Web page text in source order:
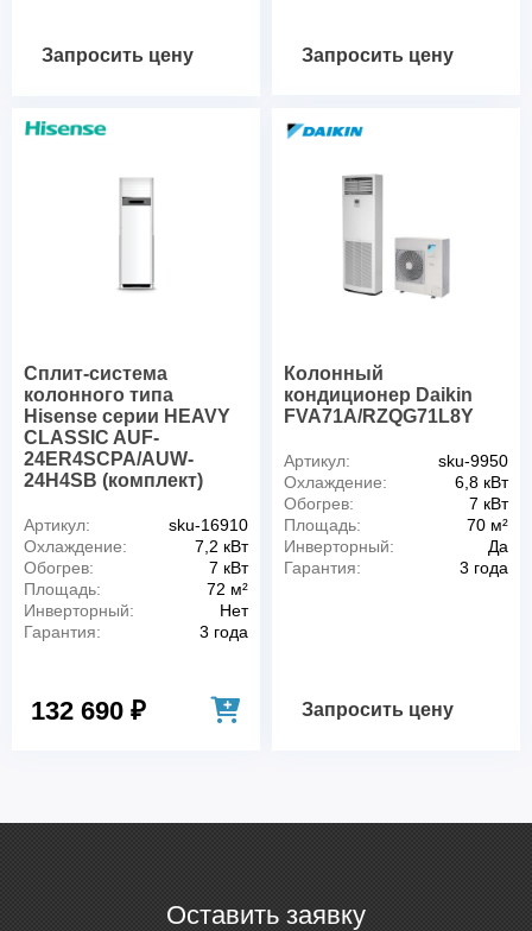
Запросить цену Запросить цену
Сплит-система
колонного типа
Hisense серии HEAVY
CLASSIC AUF-
24ER4SCPA/AUW-
24H4SB (комплект)
Артикул:
sku-16910
Охлаждение:
7,2 кВт
Обогрев:
7 кВт
Площадь:
72 м²
Инверторный:
Нет
Гарантия:
3 года
132 690 ₽
Колонный
кондиционер Daikin
FVA71A/RZQG71L8Y
Артикул:
sku-9950
Охлаждение:
6,8 кВт
Обогрев:
7 кВт
Площадь:
70 м²
Инверторный:
Да
Гарантия:
3 года
Запросить цену
Оставить заявку